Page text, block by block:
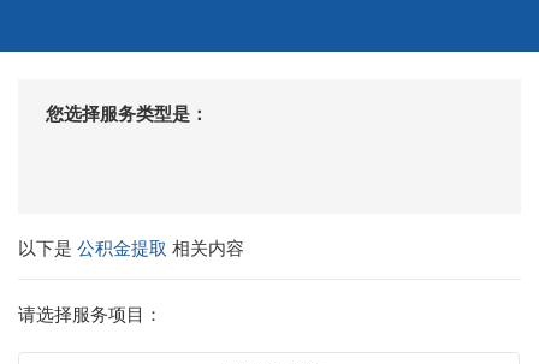
您选择服务类型是：
以下是公积金提取相关内容
请选择服务项目：